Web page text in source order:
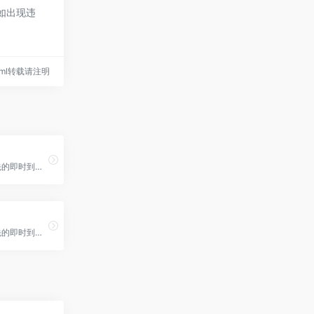
出现违
转载请注明
码支付-国内领先的即时到账支付平台,解决各大网站收款难题,兼容彩虹易支付接口,云端免挂免签约的码支付系统,保障每位商户资金即时到账,扶持站长资金回流,提供支付宝,微信,QQ钱包等众多支付收款方式！
码支付-国内领先的即时到账支付平台,解决各大网站收款难题,兼容彩虹易支付接口,云端免挂免签约的码支付系统,保障每位商户资金即时到账,扶持站长资金回流,提供支付宝